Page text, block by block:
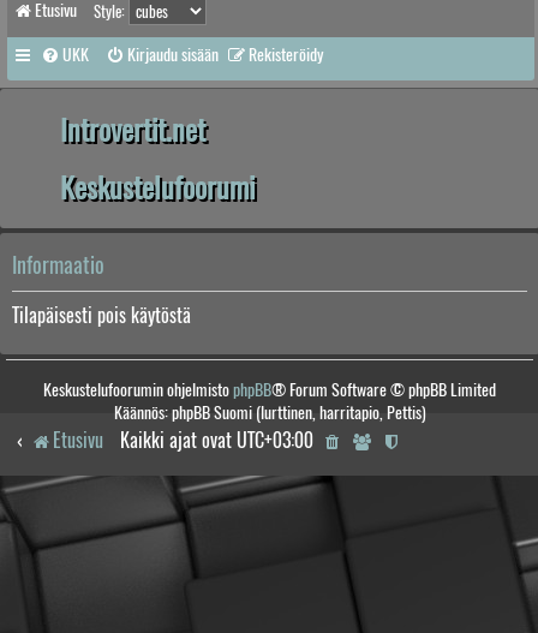
Etusivu Style:
UKK Kirjaudu sisään Rekisteröidy
Introvertit.net
Keskustelufoorumi
Informaatio
Tilapäisesti pois käytöstä
Keskustelufoorumin ohjelmistophpBB® Forum Software © phpBB Limited
Käännös: phpBB Suomi (lurttinen, harritapio, Pettis)
Etusivu Kaikki ajat ovat UTC+03:00